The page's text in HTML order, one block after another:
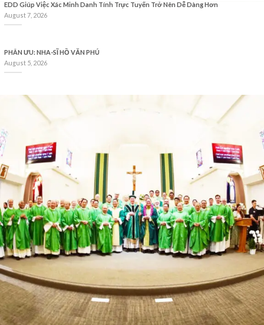
EDD Giúp Việc Xác Minh Danh Tính Trực Tuyến Trở Nên Dễ Dàng Hơn
August 7, 2026
PHÂN ƯU: NHA-SĨ HỒ VĂN PHÚ
August 5, 2026